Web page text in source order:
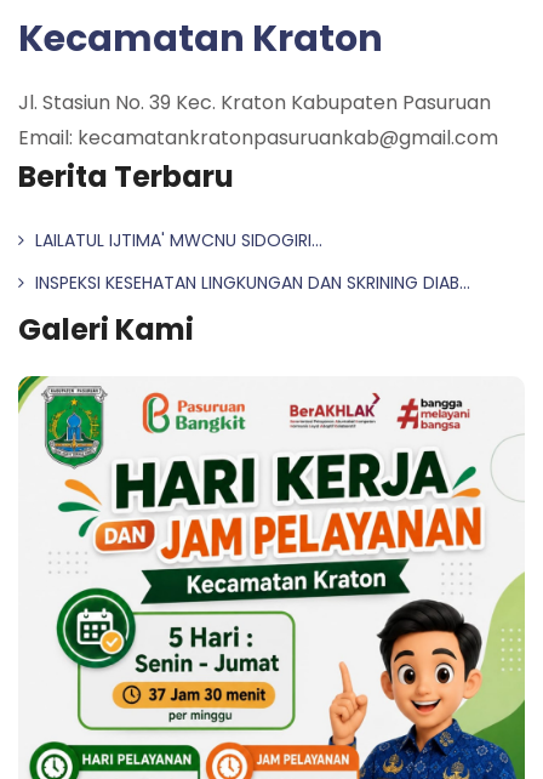
Kecamatan Kraton
Jl. Stasiun No. 39 Kec. Kraton Kabupaten Pasuruan
Email: kecamatankratonpasuruankab@gmail.com
Berita Terbaru
LAILATUL IJTIMA' MWCNU SIDOGIRI...
INSPEKSI KESEHATAN LINGKUNGAN DAN SKRINING DIAB...
Galeri Kami